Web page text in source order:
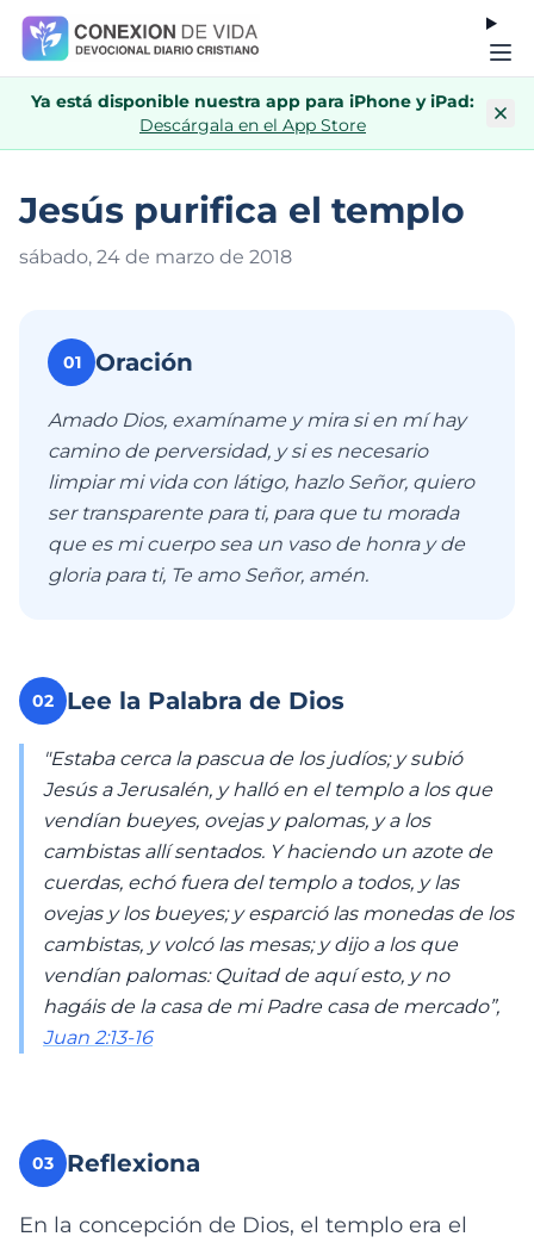
Ya está disponible nuestra app para iPhone y iPad:
Descárgala en el App Store
Jesús purifica el templo
sábado, 24 de marzo de 2018
01 Oración
Amado Dios, examíname y mira si en mí hay
camino de perversidad, y si es necesario
limpiar mi vida con látigo, hazlo Señor, quiero
ser transparente para ti, para que tu morada
que es mi cuerpo sea un vaso de honra y de
gloria para ti, Te amo Señor, amén.
02 Lee la Palabra de Dios
"Estaba cerca la pascua de los judíos; y subió
Jesús a Jerusalén, y halló en el templo a los que
vendían bueyes, ovejas y palomas, y a los
cambistas allí sentados. Y haciendo un azote de
cuerdas, echó fuera del templo a todos, y las
ovejas y los bueyes; y esparció las monedas de los
cambistas, y volcó las mesas; y dijo a los que
vendían palomas: Quitad de aquí esto, y no
hagáis de la casa de mi Padre casa de mercado”,
Juan 2:13-16
03 Reflexiona
En la concepción de Dios, el templo era el